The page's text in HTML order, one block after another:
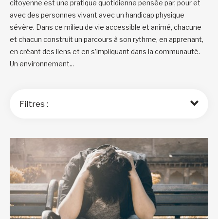
citoyenne est une pratique quotidienne pensée par, pour et
avec des personnes vivant avec un handicap physique
sévère. Dans ce milieu de vie accessible et animé, chacune
et chacun construit un parcours à son rythme, en apprenant,
en créant des liens et en s’impliquant dans la communauté.
Un environnement...
Filtres :
Trier par :